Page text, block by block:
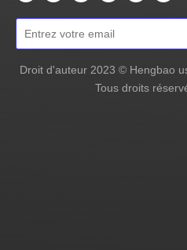
Droit d'auteur 2023 © Hengbao
Tous droits